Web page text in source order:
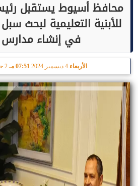
محافظ أسيوط يستقبل
للأبنية التعليمية لبحث
في إنشاء
الأربعاء 07:51 مـ 2 جمادى آخر 1446